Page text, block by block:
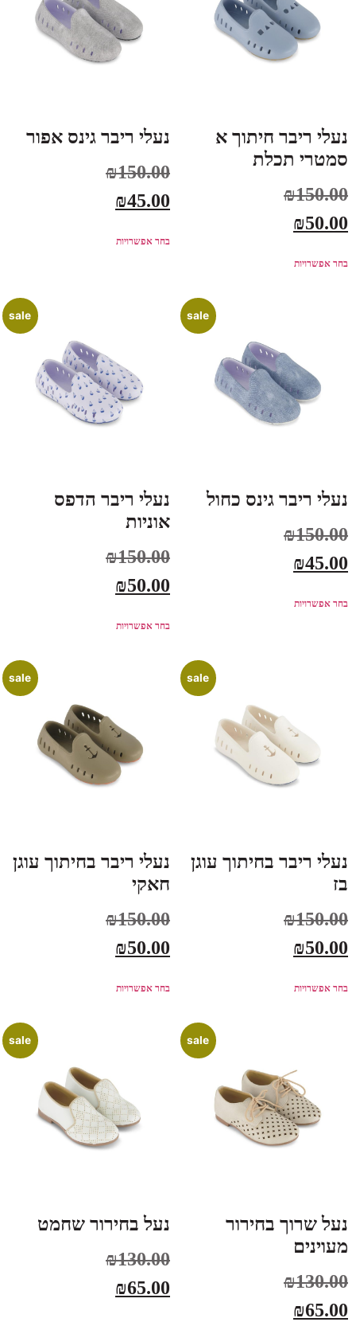
נעלי ריבר חיתוך א
סמטרי תכלת
₪150.00
₪50.00
בחר אפשרויות
נעלי ריבר גינס אפור
₪150.00
₪45.00
בחר אפשרויות
sale
נעלי ריבר גינס כחול
₪150.00
₪45.00
בחר אפשרויות
sale
נעלי ריבר הדפס
אוניות
₪150.00
₪50.00
בחר אפשרויות
sale
נעלי ריבר בחיתוך עוגן
בז
₪150.00
₪50.00
בחר אפשרויות
sale
נעלי ריבר בחיתוך עוגן
חאקי
₪150.00
₪50.00
בחר אפשרויות
sale
נעל שרוך בחירור
מעוינים
₪130.00
₪65.00
sale
נעל בחירור שחמט
₪130.00
₪65.00